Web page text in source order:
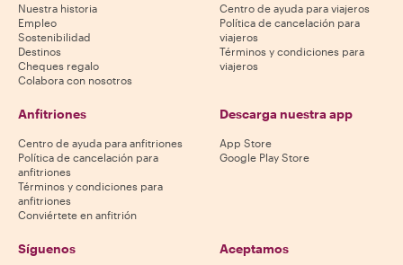
Nuestra historia
Empleo
Sostenibilidad
Destinos
Cheques regalo
Colabora con nosotros
Centro de ayuda para viajeros
Política de cancelación para
viajeros
Términos y condiciones para
viajeros
Anfitriones
Centro de ayuda para anfitriones
Política de cancelación para
anfitriones
Términos y condiciones para
anfitriones
Conviértete en anfitrión
Descarga nuestra app
App Store
Google Play Store
Síguenos Aceptamos